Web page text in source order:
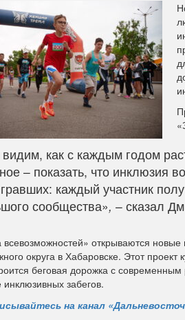
как с каждым годом
– показать, что инклюзия
каждый участник
сообщества», – сказал
всевозможностей» открываются
округа в Хабаровске. Этот
беговая дорожка с
инклюзивных забегов.
на канал